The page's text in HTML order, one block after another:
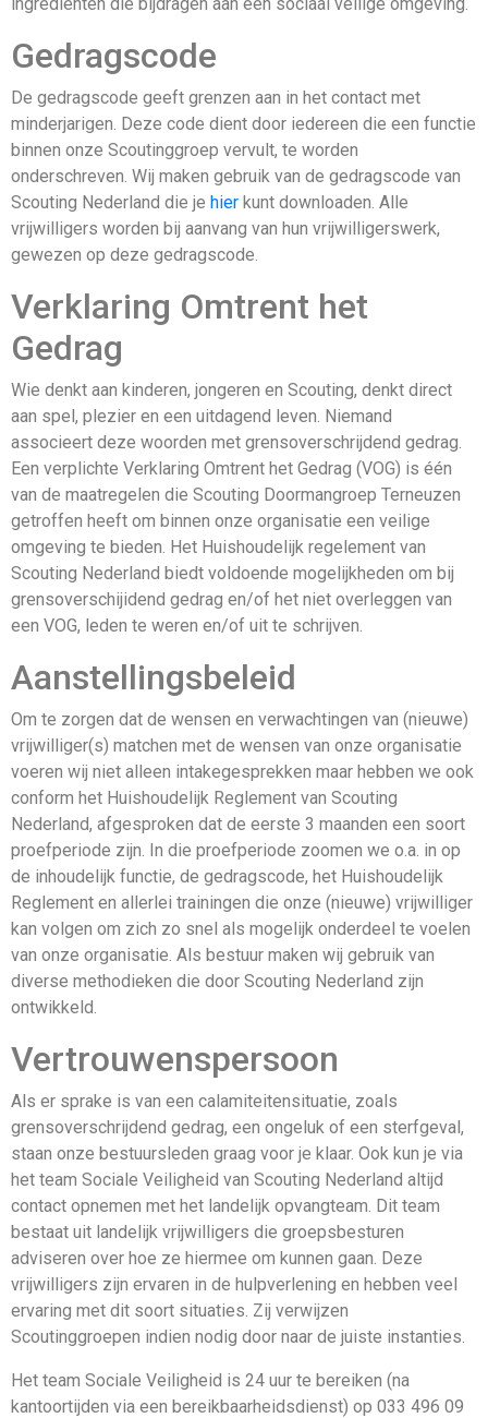
Gedragscode
De gedragscode geeft grenzen aan in het contact met
minderjarigen. Deze code dient door iedereen die een functie
binnen onze Scoutinggroep vervult, te worden
onderschreven. Wij maken gebruik van de gedragscode van
Scouting Nederland die je hier kunt downloaden. Alle
vrijwilligers worden bij aanvang van hun vrijwilligerswerk,
gewezen op deze gedragscode.
Verklaring Omtrent het
Gedrag
Wie denkt aan kinderen, jongeren en Scouting, denkt direct
aan spel, plezier en een uitdagend leven. Niemand
associeert deze woorden met grensoverschrijdend gedrag.
Een verplichte Verklaring Omtrent het Gedrag (VOG) is één
van de maatregelen die Scouting Doormangroep Terneuzen
getroffen heeft om binnen onze organisatie een veilige
omgeving te bieden. Het Huishoudelijk regelement van
Scouting Nederland biedt voldoende mogelijkheden om bij
grensoverschijidend gedrag en/of het niet overleggen van
een VOG, leden te weren en/of uit te schrijven.
Aanstellingsbeleid
Om te zorgen dat de wensen en verwachtingen van (nieuwe)
vrijwilliger(s) matchen met de wensen van onze organisatie
voeren wij niet alleen intakegesprekken maar hebben we ook
conform het Huishoudelijk Reglement van Scouting
Nederland, afgesproken dat de eerste 3 maanden een soort
proefperiode zijn. In die proefperiode zoomen we o.a. in op
de inhoudelijk functie, de gedragscode, het Huishoudelijk
Reglement en allerlei trainingen die onze (nieuwe) vrijwilliger
kan volgen om zich zo snel als mogelijk onderdeel te voelen
van onze organisatie. Als bestuur maken wij gebruik van
diverse methodieken die door Scouting Nederland zijn
ontwikkeld.
Vertrouwenspersoon
Als er sprake is van een calamiteitensituatie, zoals
grensoverschrijdend gedrag, een ongeluk of een sterfgeval,
staan onze bestuursleden graag voor je klaar. Ook kun je via
het team Sociale Veiligheid van Scouting Nederland altijd
contact opnemen met het landelijk opvangteam. Dit team
bestaat uit landelijk vrijwilligers die groepsbesturen
adviseren over hoe ze hiermee om kunnen gaan. Deze
vrijwilligers zijn ervaren in de hulpverlening en hebben veel
ervaring met dit soort situaties. Zij verwijzen
Scoutinggroepen indien nodig door naar de juiste instanties.
Het team Sociale Veiligheid is 24 uur te bereiken (na
kantoortijden via een bereikbaarheidsdienst) op 033 496 09